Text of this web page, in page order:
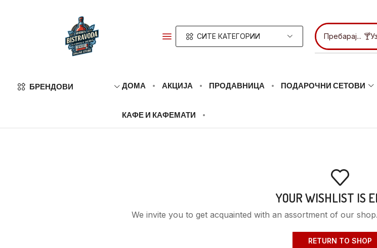
СИТЕ КАТЕГОРИИ Пребарај...
БРЕНДОВИ ДОМА АКЦИЈА ПРОДАВНИЦА ПОДАРОЧНИ СЕТОВИ
КАФЕ И КАФЕМАТИ
YOUR WISHLIST IS
We invite you to get acquainted with an assortment of our
RETURN TO SHOP